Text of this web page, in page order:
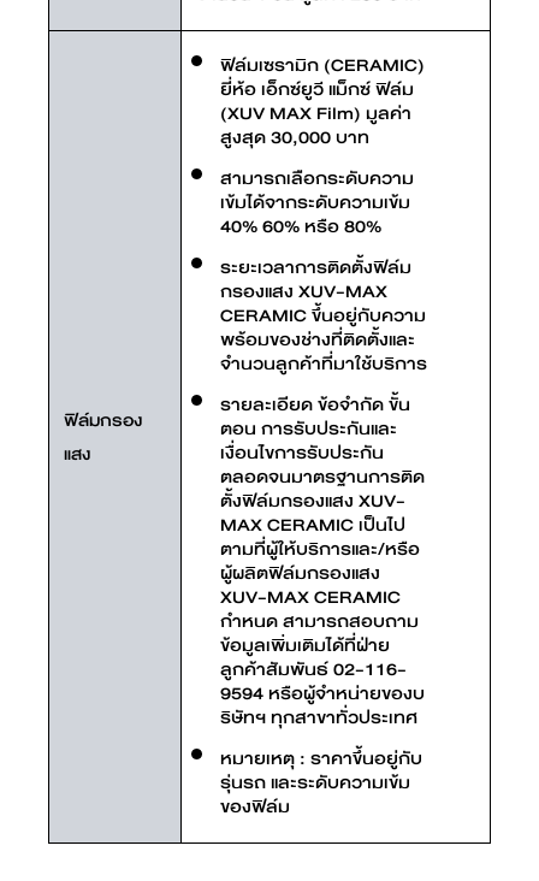
ฟิล์มกรอง
แสง
ฟิล์มเซรามิก (CERAMIC)
ยี่ห้อ เอ็กซ์ยูวี แม็กซ์ ฟิล์ม
(XUV MAX Film) มูลค่า
สูงสุด 30,000 บาท
สามารถเลือกระดับความ
เข้มได้จากระดับความเข้ม
40% 60% หรือ 80%
ระยะเวลาการติดตั้งฟิล์ม
กรองแสง XUV-MAX
CERAMIC ขึ้นอยู่กับความ
พร้อมของช่างที่ติดตั้งและ
จำนวนลูกค้าที่มาใช้บริการ
รายละเอียด ข้อจำกัด ขั้น
ตอน การรับประกันและ
เงื่อนไขการรับประกัน
ตลอดจนมาตรฐานการติด
ตั้งฟิล์มกรองแสง XUV-
MAX CERAMIC เป็นไป
ตามที่ผู้ให้บริการและ/หรือ
ผู้ผลิตฟิล์มกรองแสง
XUV-MAX CERAMIC
กำหนด สามารถสอบถาม
ข้อมูลเพิ่มเติมได้ที่ฝ่าย
ลูกค้าสัมพันธ์ 02-116-
9594 หรือผู้จำหน่ายของบ
ริษัทฯ ทุกสาขาทั่วประเทศ
หมายเหตุ : ราคาขึ้นอยู่กับ
รุ่นรถ และระดับความเข้ม
ของฟิล์ม